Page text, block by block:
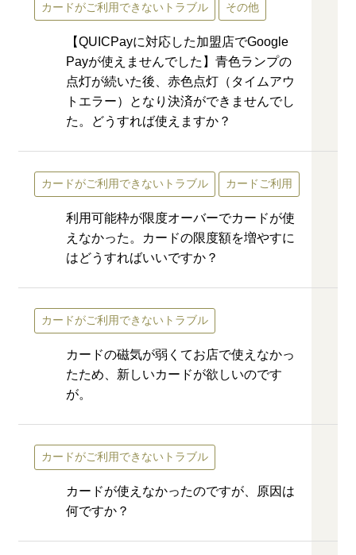
カードがご利用できないトラブル その他
【QUICPayに対応した加盟店でGoogle
Payが使えませんでした】青色ランプの
点灯が続いた後、赤色点灯（タイムアウ
トエラー）となり決済ができませんでし
た。どうすれば使えますか？
カードがご利用できないトラブル カードご利用
利用可能枠が限度オーバーでカードが使
えなかった。カードの限度額を増やすに
はどうすればいいですか？
カードがご利用できないトラブル
カードの磁気が弱くてお店で使えなかっ
たため、新しいカードが欲しいのです
が。
カードがご利用できないトラブル
カードが使えなかったのですが、原因は
何ですか？